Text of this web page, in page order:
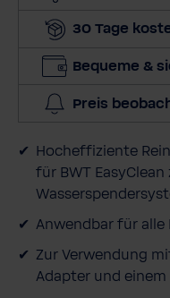
30 Tage
Bequeme &
Preis
Hocheffiziente
für BWT EasyClean
Anwendbar für alle
Zur Verwendung
Adapter und